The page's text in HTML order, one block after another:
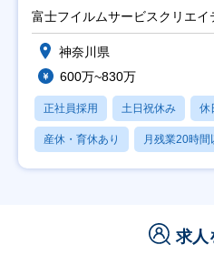
富士フイルムサービスクリエイ
神奈川県
600万~830万
正社員採用 土日祝休み 休
産休・育休あり 月残業20時間
求人